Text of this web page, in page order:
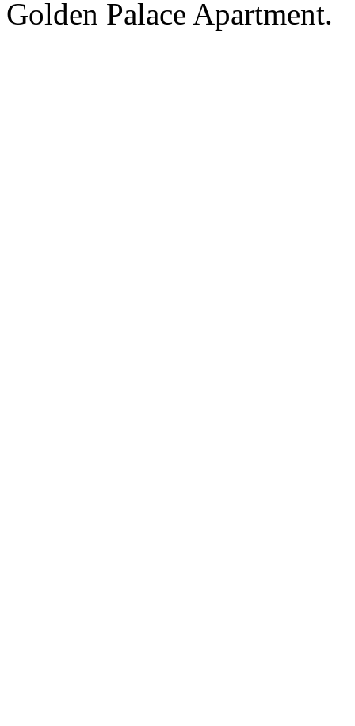
Golden Palace Apartment.